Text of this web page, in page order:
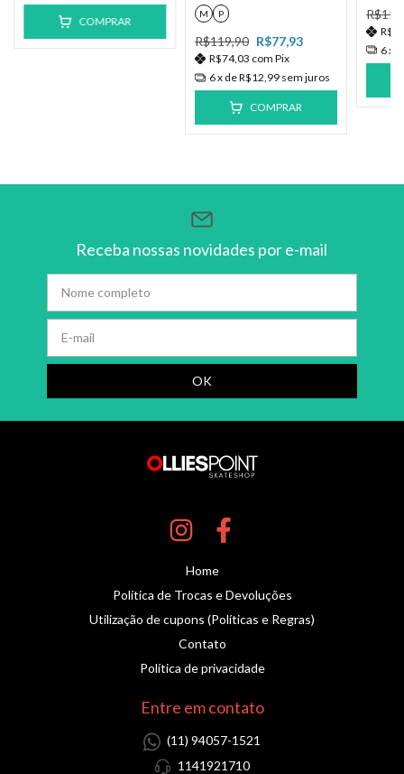
COMPRAR
M P
R$119,90 R$77,93
R$74,03 com Pix
6x deR$12,99 sem juros
COMPRAR
6x
Receba nossas novidades por e-mail
Home
Política de Trocas e Devoluções
Utilização de cupons (Políticas e Regras)
Contato
Política de privacidade
Entre em contato
(11) 94057-1521
1141921710